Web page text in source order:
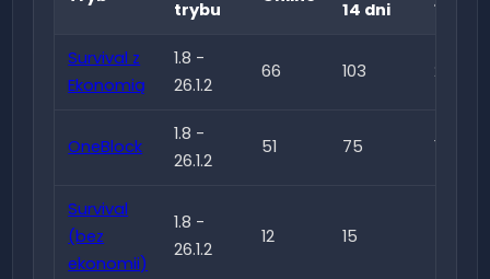
trybu
14 dni
14 dni
Survival z
Ekonomią
1.8 -
26.1.2
66 103 211
OneBlock
1.8 -
26.1.2
51 75 148
Survival
(bez
ekonomii)
1.8 -
26.1.2
12 15